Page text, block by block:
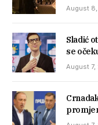
August
Sladić
se
August